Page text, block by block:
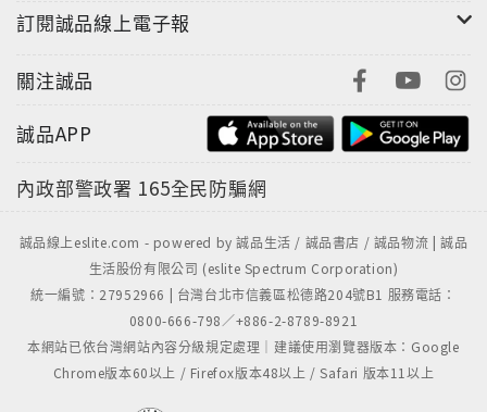
訂閱誠品線上電子報
關注誠品
誠品APP
內政部警政署 165全民防騙網
誠品線上eslite.com - powered by 誠品生活 / 誠品書店 / 誠品物流 | 誠品
生活股份有限公司 (eslite Spectrum Corporation)
統一編號：27952966 | 台灣台北市信義區松德路204號B1 服務電話：
0800-666-798／+886-2-8789-8921
本網站已依台灣網站內容分級規定處理｜建議使用瀏覽器版本：Google
Chrome版本60以上 / Firefox版本48以上 / Safari 版本11以上